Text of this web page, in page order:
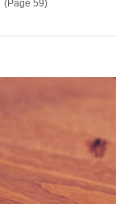
(Page 59)